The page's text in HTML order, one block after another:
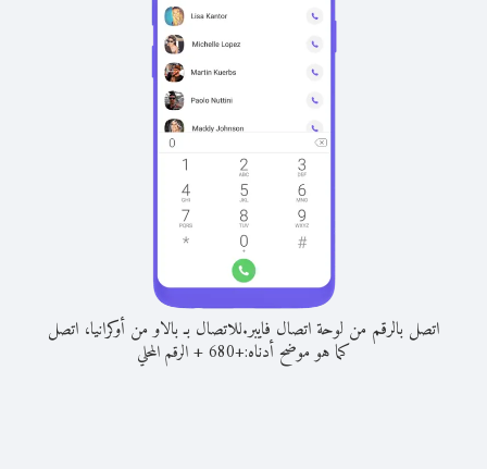
اتصل بالرقم من لوحة اتصال فايبر.للاتصال بـ بالاو من أوكرانيا، اتصل
كما هو موضح أدناه:+
680
+الرقم المحلي